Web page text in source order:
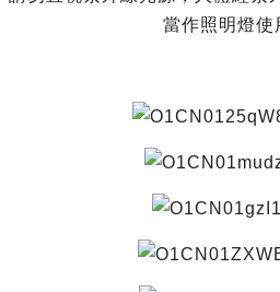
當作照明燈使